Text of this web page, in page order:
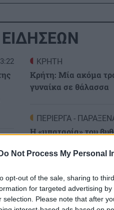
Do Not Process My Personal
opt-out of the sale, sharing to
for targeted advertising
selection. Please note that after
ΚΡΗΤΗ
Κρήτη: Μία ακόμα
γυναίκα σε θάλασσα
ΠΕΡΙΕΡΓΑ -
Η «μπαταρία» του
κάτω από τη θάλασσα
ΠΟΛΙΤΙΚΟ
Το πρώτο